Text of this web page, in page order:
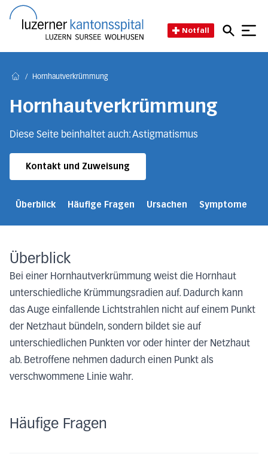
Notfall
/ Hornhautverkrümmung
Hornhautverkrümmung
Diese Seite beinhaltet auch: Astigmatismus
Kontakt und Zuweisung
Überblick Häufige Fragen Ursachen Symptome
Überblick
Bei einer Hornhautverkrümmung weist die Hornhaut
unterschiedliche Krümmungsradien auf. Dadurch kann
das Auge einfallende Lichtstrahlen nicht auf einem Punkt
der Netzhaut bündeln, sondern bildet sie auf
unterschiedlichen Punkten vor oder hinter der Netzhaut
ab. Betroffene nehmen dadurch einen Punkt als
verschwommene Linie wahr.
Häufige Fragen